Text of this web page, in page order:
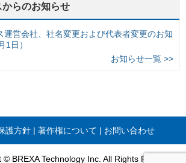
からのお知らせ
運営会社、社名変更および代表者変更のお知
1日）
お知らせ一覧 >>
護方針 著作権について お問い合わせ
BREXA Technology Inc. All Rights Reserved.